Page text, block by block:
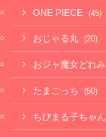
ONE PIECE (45)
おじゃる丸 (20)
おジャ魔女どれみ
たまごっち (50)
ちびまる子ちゃん